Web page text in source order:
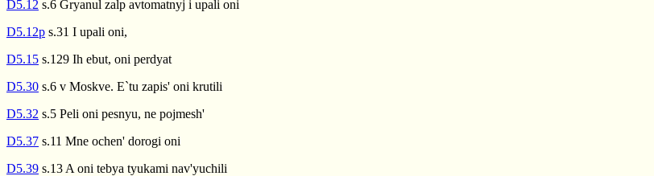
D5.12 s.6 Gryanul zalp avtomatnyj i upali oni
D5.12p s.31 I upali oni,
D5.15 s.129 Ih ebut, oni perdyat
D5.30 s.6 v Moskve. E`tu zapis' oni krutili
D5.32 s.5 Peli oni pesnyu, ne pojmesh'
D5.37 s.11 Mne ochen' dorogi oni
D5.39 s.13 A oni tebya tyukami nav'yuchili